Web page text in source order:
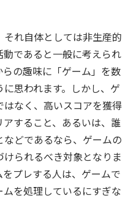
れ自体としては非生産的
であると一般に考えられ
の趣味に「ゲーム」を数
思われます。しかし、ゲ
なく、高いスコアを獲得
すること、あるいは、誰
どであるなら、ゲームの
られるべき対象となりま
プレする人は、ゲームで
を処理しているにすぎな